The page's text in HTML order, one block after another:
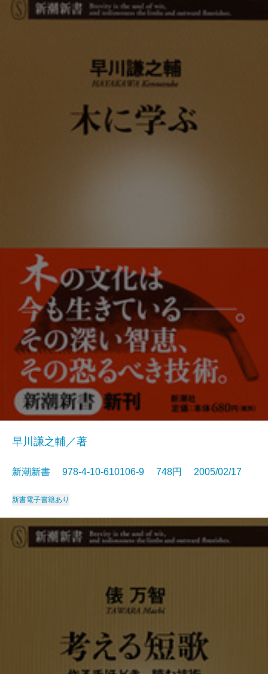
早川謙之輔／著
新潮新書 978-4-10-610106-9 748円 2005/02/17
新書電子書籍あり